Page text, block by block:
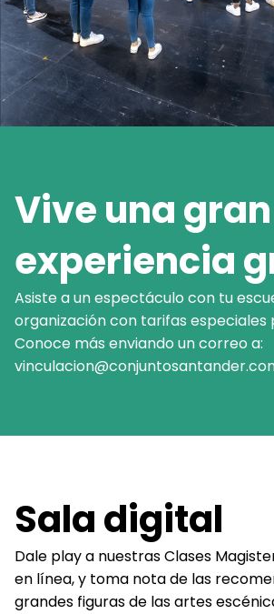
Vive una gran
experiencia
Asiste a un espectáculo con tu
organización con tarifas especiales
Conoce más enviando un correo a:
Sala digital
Dale play a nuestras Clases
en línea, y toma nota de las
grandes figuras de las artes